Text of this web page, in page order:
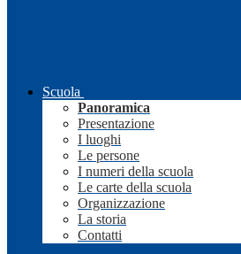
Scuola
Panoramica
Presentazione
I luoghi
Le persone
I numeri della scuola
Le carte della scuola
Organizzazione
La storia
Contatti